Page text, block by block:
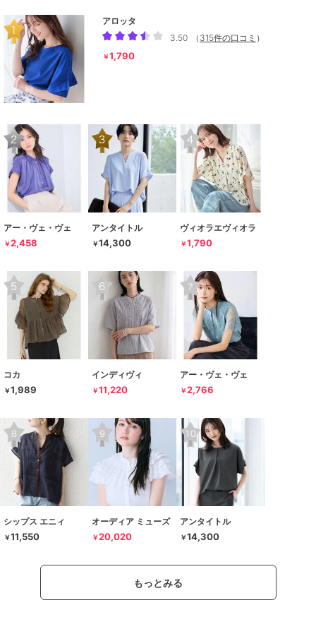
アロッタ
3.50
（ 315件の口コミ ）
￥1,790
アー・ヴェ・ヴェ
￥2,458
アンタイトル
￥14,300
ヴィオラエヴィオラ
￥1,790
コカ
￥1,989
インディヴィ
￥11,220
アー・ヴェ・ヴェ
￥2,766
シップス エニィ
￥11,550
オーディア ミューズ
￥20,020
アンタイトル
￥14,300
もっとみる